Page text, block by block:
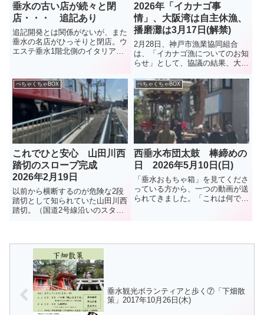
垂水の古い店が続々と閉
店・・・ 追記あり
追記開発とは関係がないが、また
垂水の名店がひっそりと閉店。ウ
エステ垂水1階北側のイタリアン
弘さんは、知る人ぞ知る料理人。
昨年12月27日に閉店したとのこ
と。（2026年3月） ...
2026年「イカナゴ事
情」、大阪湾は自主休漁、
播磨灘は3月17日(解禁)
2月28日、神戸市漁業協同組合
は、「イカナゴ漁についてのお知
らせ」として、協議の結果、大阪
カナゴ漁は、3年連続で自主休漁
となったことを伝えた。播磨灘で
は6日に試験操業が行われ、イカ
ナゴのシンコ漁は3月17日に解...
ぺちゃくちゃBOX
これでひと安心 山田川西
踏切のスロープ完成
2026年2月19日
以前から横断するのが危険な2段
踏切として知られていた山田川西
踏切。（国道2号線沿いのスター
念なことにここで、2025年1月9
日、女性2人が電車と接触する...
ぺちゃくちゃBOX
西垂水布団太鼓 棒締めの
日 2026年5月10日(日)
「垂水おもちゃ箱」を見てくださ
っている方から、一つの動画が送
られてきました。「これは何でし
われたようです。秋祭りに向け
垂水観光ボランティアと歩く⑦「下畑散
策」2017年10月26日(木)